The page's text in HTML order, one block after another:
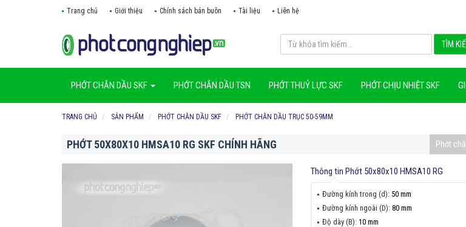
Trang chủ Giới thiệu Chính sách bán buôn Tài liệu Liên hệ
PHỚT CHẮN DẦU SKF PHỚT CHẮN DẦU TSN PHỚT THUỶ LỰC SKF PHỚT CHỊU NHIỆT SKF
TRANG CHỦ SẢN PHẨM PHỚT CHẮN DẦU SKF PHỚT CHẮN DẦU TRỤC 50-59MM
PHỚT 50X80X10 HMSA10 RG SKF CHÍNH HÃNG Phớt
Thông tin Phớt 50x80x10 HMSA10 RG
Đường kính trong (d): 50 mm
Đường kính ngoài (D): 80 mm
Độ dày (B): 10 mm